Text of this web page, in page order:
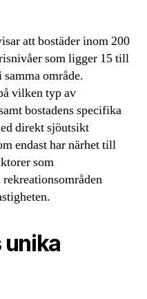
att bostäder inom 200
som ligger 15 till
område.
vilken typ av
bostadens specifika
direkt sjöutsikt
endast har närhet till
som
unika